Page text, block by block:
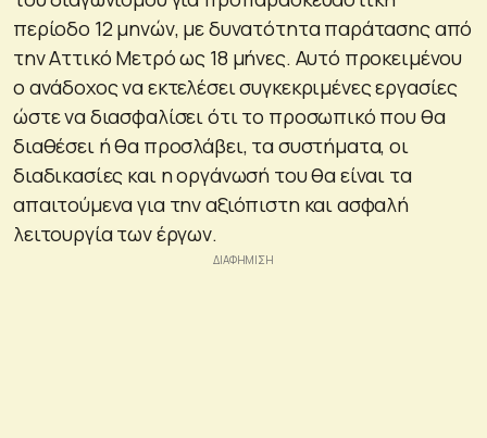
περίοδο 12 μηνών, με δυνατότητα παράτασης από
την Αττικό Μετρό ως 18 μήνες. Αυτό προκειμένου
ο ανάδοχος να εκτελέσει συγκεκριμένες εργασίες
ώστε να διασφαλίσει ότι το προσωπικό που θα
διαθέσει ή θα προσλάβει, τα συστήματα, οι
διαδικασίες και η οργάνωσή του θα είναι τα
απαιτούμενα για την αξιόπιστη και ασφαλή
λειτουργία των έργων.